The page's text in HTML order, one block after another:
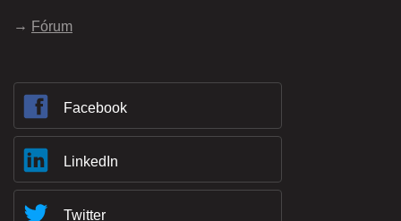
Fórum
Facebook
LinkedIn
Twitter